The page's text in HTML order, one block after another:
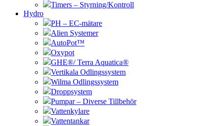
Timers – Styrning/Kontroll
Hydro
PH – EC-mätare
Alien Systemer
AutoPot™
Oxypot
GHE®/ Terra Aquatica®
Vertikala Odlingssystem
Wilma Odlingssystem
Droppsystem
Pumpar – Diverse Tillbehör
Vattenkylare
Vattentankar